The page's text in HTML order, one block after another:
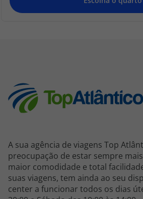
A sua agência de viagens Top
preocupação de estar sempre
maior comodidade e total
suas viagens, tem ainda ao seu
center a funcionar todos os dias